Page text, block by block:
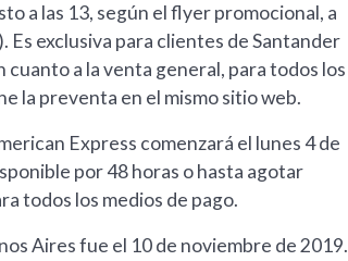
a las 13, según el flyer promocional, a
exclusiva para clientes de Santander
a la venta general, para todos los
la preventa en el mismo sitio web.
Express comenzará el lunes 4 de
por 48 horas o hasta agotar
todos los medios de pago.
Aires fue el 10 de noviembre de 2019.